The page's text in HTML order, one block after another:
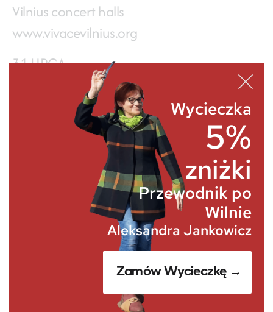
Vilnius concert halls
www.vivacevilnius.org
31 LIPCA
Badminton Festival “Vilniaus plunksna”
Lukiškės Square www.vilniausplunksna.lt
31 LIPCA – 7 SIERPNIA
Trakai Fanfare Week
www.trakai-visit.lt
13 – 14 SIERPNIA
Kopūstinės Fair (Feast of Assumption)
www.trakai-visit.lt
Wycieczka
5%
zniżki
Przewodnik po
Wilnie
Aleksandra Jankowicz
Zamów Wycieczkę →